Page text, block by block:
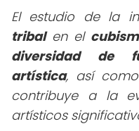
El estudio de la
tribalen el
diversidad de
artística, así
contribuye a la
artísticos